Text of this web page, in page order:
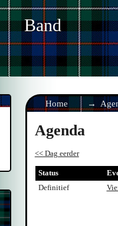
Band
Home
Agenda
<< Dag eerder
Status
Definitief